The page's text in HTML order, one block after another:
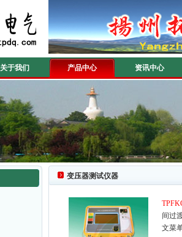
关于我们 产品中心 资讯中心
变压器测试仪器
间过
文菜